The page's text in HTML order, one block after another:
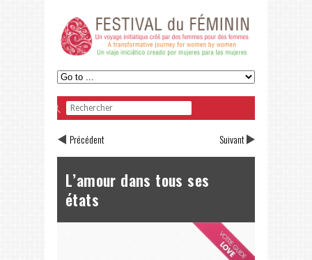
Précédent Suivant
L’amour dans tous ses
états